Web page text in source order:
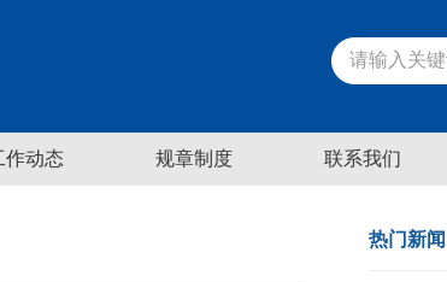
作动态 规章制度 联系我们
热门新闻